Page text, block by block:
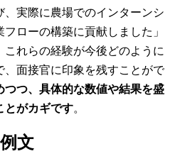
実際に農場でのインターンシ
ローの構築に貢献しました」
れらの経験が今後どのように
面接官に印象を残すことがで
つつ、具体的な数値や結果を盛
とがカギです。
文